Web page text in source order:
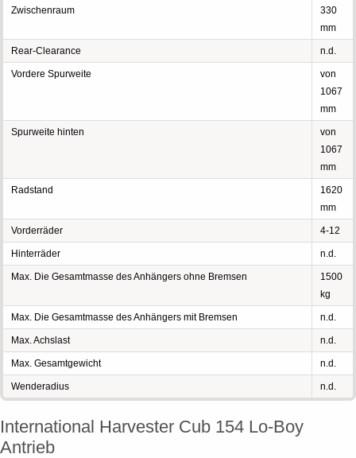
Zwischenraum
330
mm
Rear-Clearance n.d.
Vordere Spurweite
von
1067
mm
Spurweite hinten
von
1067
mm
Radstand
1620
mm
Vorderräder 4-12
Hinterräder n.d.
Max. Die Gesamtmasse des Anhängers ohne Bremsen
1500
kg
Max. Die Gesamtmasse des Anhängers mit Bremsen n.d.
Max. Achslast n.d.
Max. Gesamtgewicht n.d.
Wenderadius n.d.
International Harvester Cub 154 Lo-Boy
Antrieb